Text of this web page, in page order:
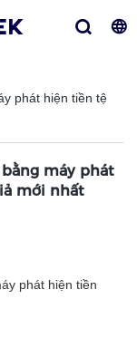
phát hiện tiền tệ
máy phát
mới nhất
phát hiện tiền